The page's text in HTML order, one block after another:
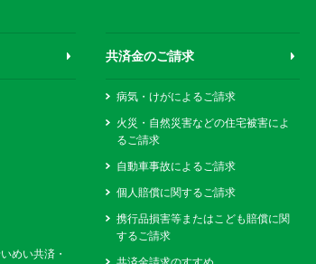
めい共済・
共済金のご請求
病気・けがによるご請求
火災・自然災害などの住宅被害によ
るご請求
自動車事故によるご請求
個人賠償に関するご請求
携行品損害等またはこども賠償に関
するご請求